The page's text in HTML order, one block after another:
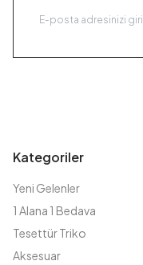
Kategoriler
Yeni Gelenler
1 Alana 1 Bedava
Tesettür Triko
Aksesuar